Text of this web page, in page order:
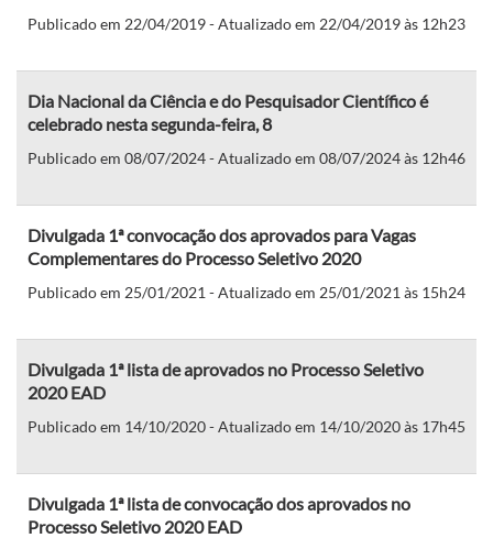
Publicado em 22/04/2019 - Atualizado em 22/04/2019 às 12h23
Dia Nacional da Ciência e do Pesquisador Científico é
celebrado nesta segunda-feira, 8
Publicado em 08/07/2024 - Atualizado em 08/07/2024 às 12h46
Divulgada 1ª convocação dos aprovados para Vagas
Complementares do Processo Seletivo 2020
Publicado em 25/01/2021 - Atualizado em 25/01/2021 às 15h24
Divulgada 1ª lista de aprovados no Processo Seletivo
2020 EAD
Publicado em 14/10/2020 - Atualizado em 14/10/2020 às 17h45
Divulgada 1ª lista de convocação dos aprovados no
Processo Seletivo 2020 EAD